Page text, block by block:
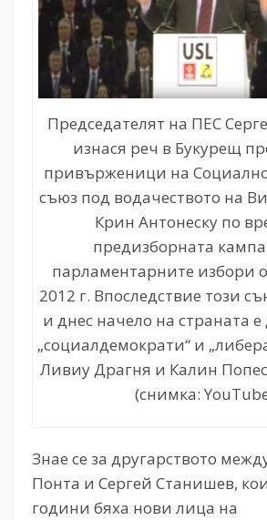
Председателят на ПЕС
изнася реч в Букурещ
привърженици на
съюз под водачеството на
Крин Антонеску по
предизборната
парламентарните избори
2012 г. Впоследствие този
и днес начело на страната
„социалдемократи“ и
Ливиу Драгня и Калин
(снимка:
Знае се за другарството
Понта и Сергей Станишев,
години бяха нови лица на